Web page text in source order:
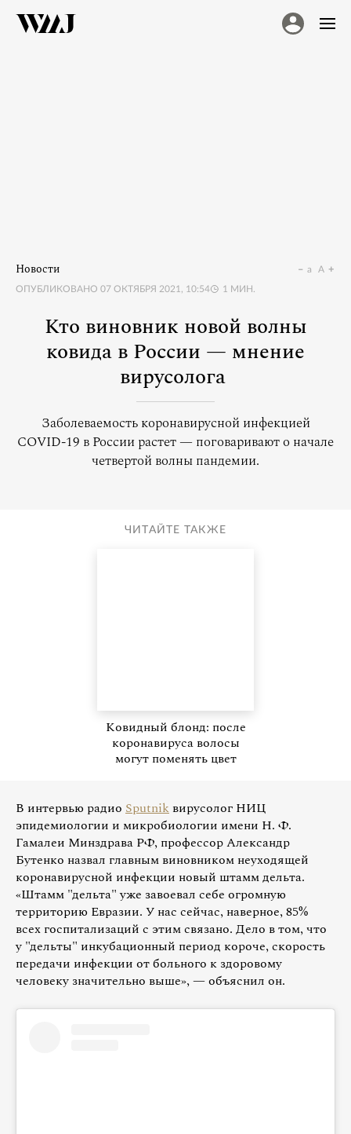
Новости
ОПУБЛИКОВАНО 07 ОКТЯБРЯ 2021, 10:54 1 МИН.
a A
Кто виновник новой волны
ковида в России — мнение
вирусолога
Заболеваемость коронавирусной инфекцией
COVID-19 в России растет — поговаривают о начале
четвертой волны пандемии.
ЧИТАЙТЕ ТАКЖЕ
Ковидный блонд: после
коронавируса волосы
могут поменять цвет
В интервью радио Sputnik вирусолог НИЦ
эпидемиологии и микробиологии имени Н. Ф.
Гамалеи Минздрава РФ, профессор Александр
Бутенко назвал главным виновником неуходящей
коронавирусной инфекции новый штамм дельта.
«Штамм "дельта" уже завоевал себе огромную
территорию Евразии. У нас сейчас, наверное, 85%
всех госпитализаций с этим связано. Дело в том, что
у "дельты" инкубационный период короче, скорость
передачи инфекции от больного к здоровому
человеку значительно выше», — объяснил он.